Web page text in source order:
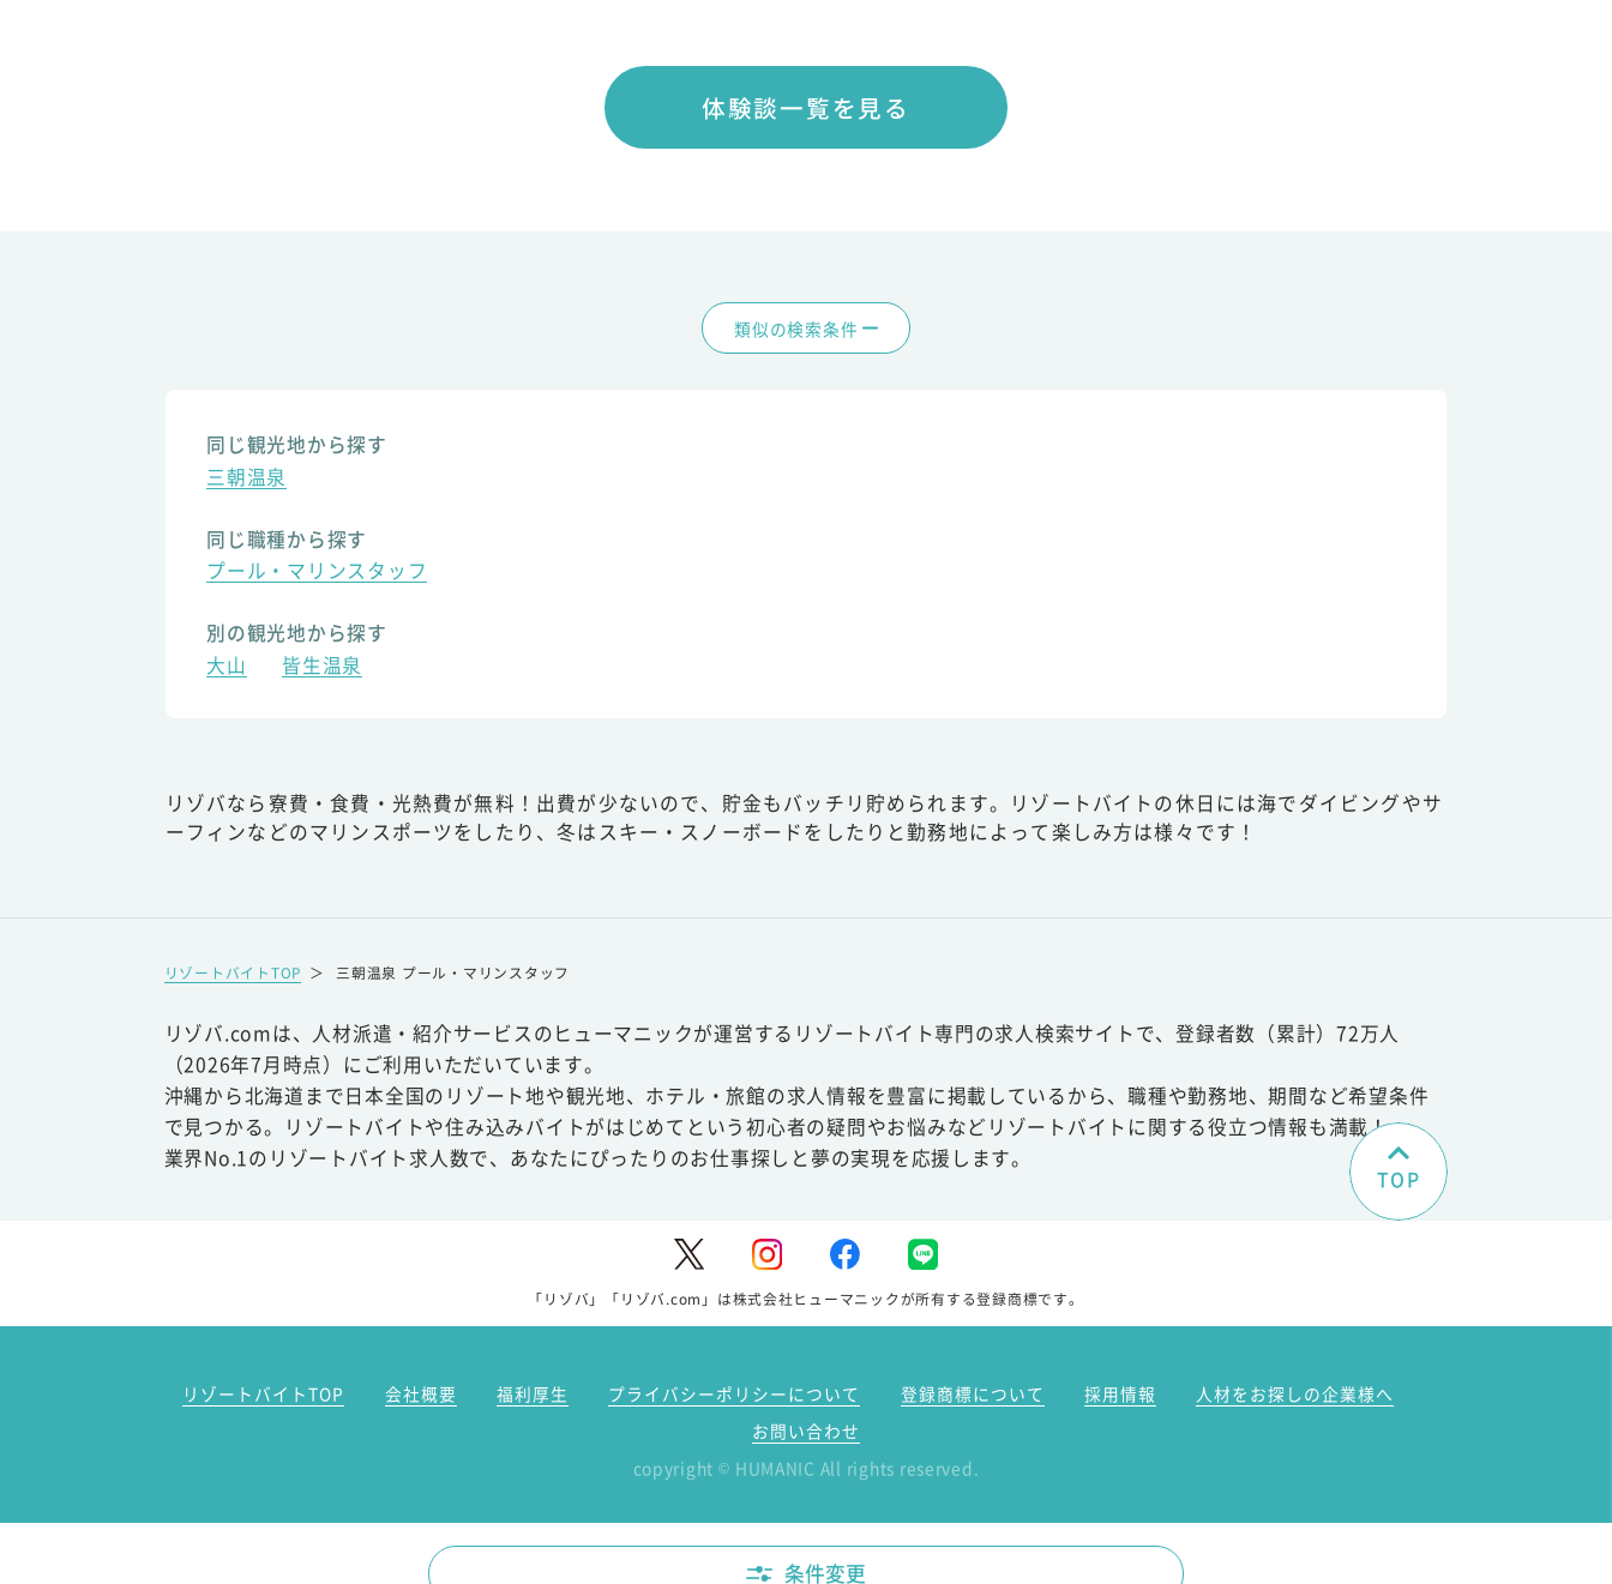
体験談一覧を見る
類似の検索条件
同じ観光地から探す
三朝温泉
同じ職種から探す
プール・マリンスタッフ
別の観光地から探す
大山
皆生温泉
リゾバなら寮費・食費・光熱費が無料！出費が少ないので、貯金もバッチリ貯められます。リゾートバイトの休日には海でダイビングやサ
ーフィンなどのマリンスポーツをしたり、冬はスキー・スノーボードをしたりと勤務地によって楽しみ方は様々です！
リゾートバイトTOP ＞ 三朝温泉 プール・マリンスタッフ
リゾバ.comは、人材派遣・紹介サービスのヒューマニックが運営するリゾートバイト専門の求人検索サイトで、登録者数（累計）72万人
（2026年7月時点）にご利用いただいています。
沖縄から北海道まで日本全国のリゾート地や観光地、ホテル・旅館の求人情報を豊富に掲載しているから、職種や勤務地、期間など希望条件
で見つかる。リゾートバイトや住み込みバイトがはじめてという初心者の疑問やお悩みなどリゾートバイトに関する役立つ情報も満載！
業界No.1のリゾートバイト求人数で、あなたにぴったりのお仕事探しと夢の実現を応援します。
TOP
「リゾバ」「リゾバ.com」は株式会社ヒューマニックが所有する登録商標です。
リゾートバイトTOP 会社概要 福利厚生 プライバシーポリシーについて 登録商標について 採用情報
人材をお探しの企業様へ
お問い合わせ
copyright © HUMANIC All rights reserved.
条件変更